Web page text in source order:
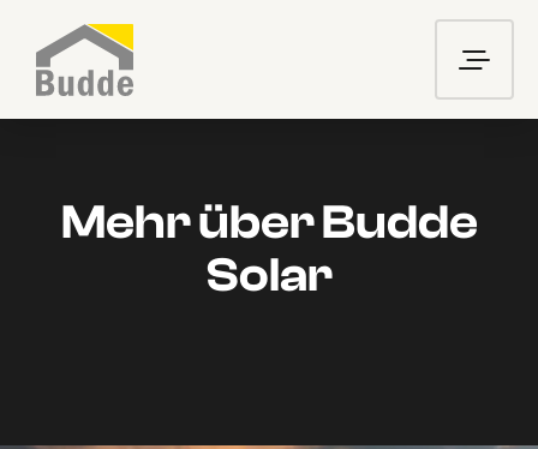
MehrüberBudde
Solar